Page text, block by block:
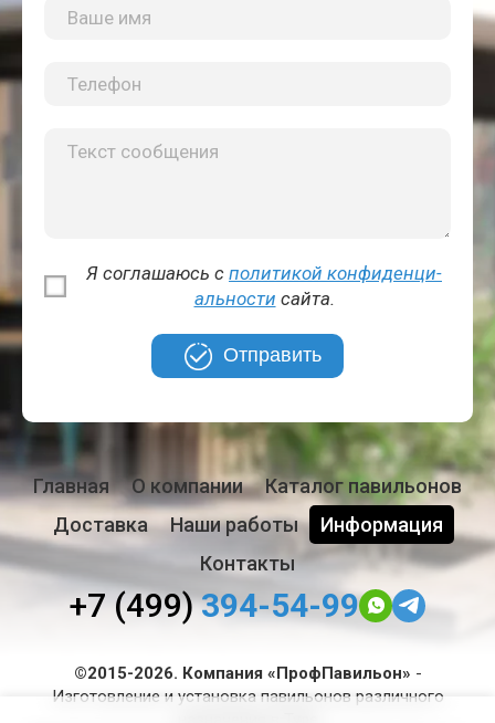
Я соглашаюсь с политикой кон­фи­ден­ци­
аль­но­сти сайта.
Отправить
Главная О компании
Каталог павильонов
Доставка
Наши работы
Информация
Контакты
+7 (499)394-54-99
©2015-2026. Компания «ПрофПавильон» -
Изготовление и установка павильонов различного